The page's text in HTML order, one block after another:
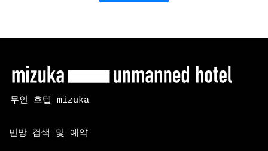
무인 호텔 mizuka
빈방 검색 및 예약